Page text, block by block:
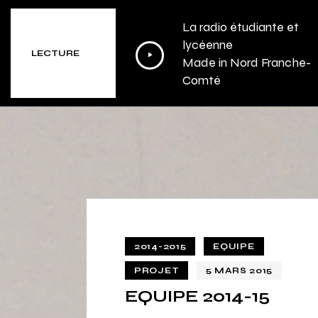
LECTURE
La radio étudiante et
lycéenne
Made in Nord Franche-
Comté
Lecteur
audio
2014-2015 EQUIPE
PROJET 5 MARS 2015
EQUIPE 2014-15